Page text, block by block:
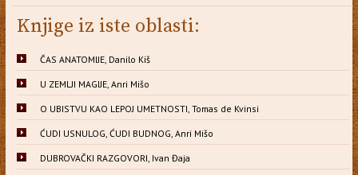
Knjige iz iste oblasti:
ČAS ANATOMIJE, Danilo Kiš
U ZEMLJI MAGIJE, Anri Mišo
O UBISTVU KAO LEPOJ UMETNOSTI, Tomas de Kvinsi
ĆUDI USNULOG, ĆUDI BUDNOG, Anri Mišo
DUBROVAČKI RAZGOVORI, Ivan Đaja